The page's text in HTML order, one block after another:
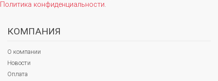
Политика конфиденциальности.
КОМПАНИЯ
О компании
Новости
Оплата